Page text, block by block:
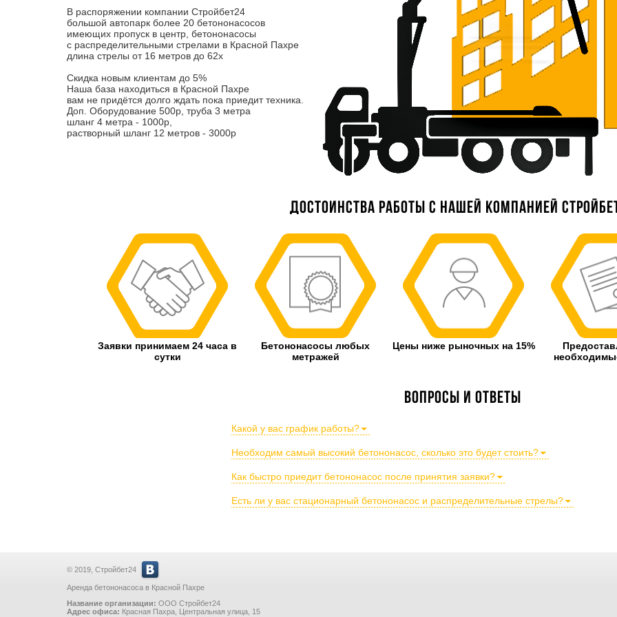
В распоряжении компании Стройбет24
большой автопарк более 20 бетононасосов
имеющих пропуск в центр, бетононасосы
с распределительными стрелами в Красной Пахре
длина стрелы от 16 метров до 62х
Скидка новым клиентам до 5%
Наша база находиться в Красной Пахре
вам не придётся долго ждать пока приедит техника.
Доп. Оборудование 500р, труба 3 метра
шланг 4 метра - 1000р,
растворный шланг 12 метров - 3000р
Достоинства работы с нашей компанией
Заявки принимаем 24 часа в
сутки
Бетононасосы любых
метражей
Цены ниже рыночных на 15%
Вопросы и ответы
Какой у вас график работы?
Необходим самый высокий бетононасос, сколько это будет стоить?
Как быстро приедит бетононасос после принятия заявки?
Есть ли у вас стационарный бетононасос и распределительные стрелы?
© 2019, Стройбет24
Аренда бетононасоса в Красной Пахре
Название организации: ООО Стройбет24
Адрес офиса: Красная Пахра Центральная улица, 15